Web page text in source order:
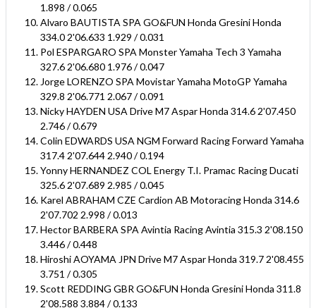
1.898 / 0.065
Alvaro BAUTISTA SPA GO&FUN Honda Gresini Honda
334.0 2'06.633 1.929 / 0.031
Pol ESPARGARO SPA Monster Yamaha Tech 3 Yamaha
327.6 2'06.680 1.976 / 0.047
Jorge LORENZO SPA Movistar Yamaha MotoGP Yamaha
329.8 2'06.771 2.067 / 0.091
Nicky HAYDEN USA Drive M7 Aspar Honda 314.6 2'07.450
2.746 / 0.679
Colin EDWARDS USA NGM Forward Racing Forward Yamaha
317.4 2'07.644 2.940 / 0.194
Yonny HERNANDEZ COL Energy T.I. Pramac Racing Ducati
325.6 2'07.689 2.985 / 0.045
Karel ABRAHAM CZE Cardion AB Motoracing Honda 314.6
2'07.702 2.998 / 0.013
Hector BARBERA SPA Avintia Racing Avintia 315.3 2'08.150
3.446 / 0.448
Hiroshi AOYAMA JPN Drive M7 Aspar Honda 319.7 2'08.455
3.751 / 0.305
Scott REDDING GBR GO&FUN Honda Gresini Honda 311.8
2'08.588 3.884 / 0.133